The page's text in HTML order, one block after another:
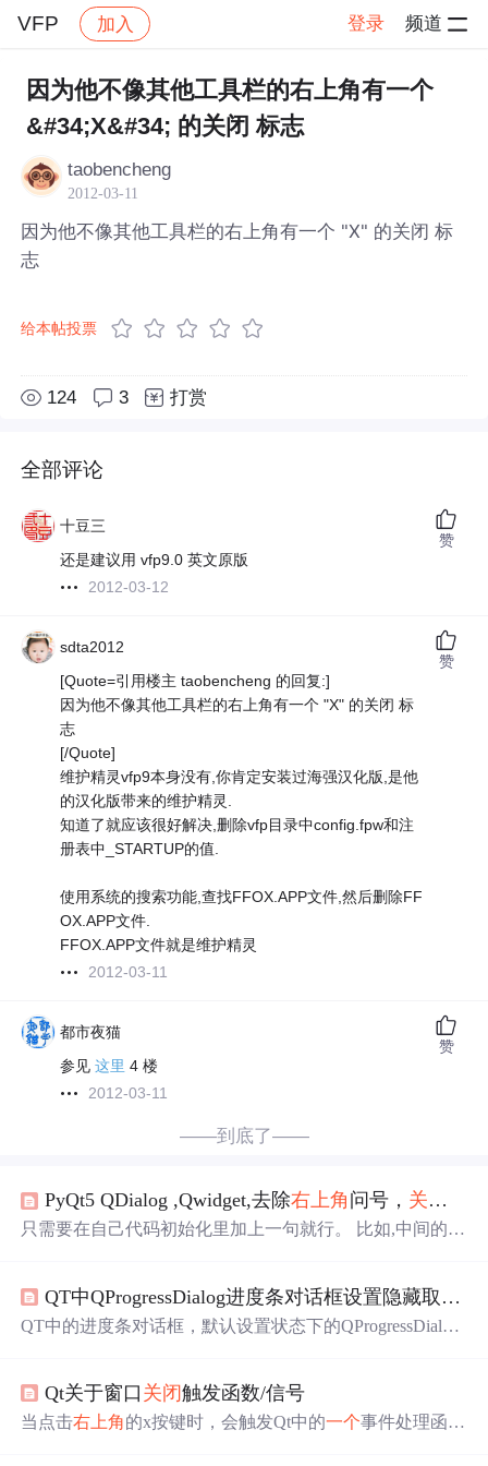
VFP 加入 登录 频道
社区 VFP 帖子详情
因为他不像其他工具栏的右上角有一个
&#34;X&#34; 的关闭 标志
taobencheng
2012-03-11
因为他不像其他工具栏的右上角有一个 "X" 的关闭 标
志
给本帖投票
124 3 打赏
全部评论
十豆三
还是建议用 vfp9.0 英文原版
2012-03-12
赞
sdta2012
[Quote=引用楼主 taobencheng 的回复:]
因为他不像其他工具栏的右上角有一个 "X" 的关闭 标
志
[/Quote]
维护精灵vfp9本身没有,你肯定安装过海强汉化版,是他
的汉化版带来的维护精灵.
知道了就应该很好解决,删除vfp目录中config.fpw和注
册表中_STARTUP的值.
使用系统的搜索功能,查找FFOX.APP文件,然后删除FF
OX.APP文件.
FFOX.APP文件就是维护精灵
2012-03-11
赞
都市夜猫
参见 这里4 楼
2012-03-11
赞
——到底了——
PyQt5 QDialog ,Qwidget,去除右上角 问号， 关闭
只需要在自己代码初始化里加上一句就行。 比如,中间的 |
g): def __init__(self): QDialog.__init__(self) self.setWindowFlag
s(Qt.WindowMinMaxButtonsHint | Qt.Wi
QT中QProgressDialog进度条对话框设置隐藏取消按钮和禁用
QT中的进度条对话框，默认设置状态下的QProgressDialo
ogressDialog.setWindowTitle(QString::fromLocal8Bit("请等
待...")); oQProgressDialog.setLabelText(QStri
Qt关于窗口 关闭触发函数/信号
当点击右上角的x按键时，会触发Qt中的一个事件处理函